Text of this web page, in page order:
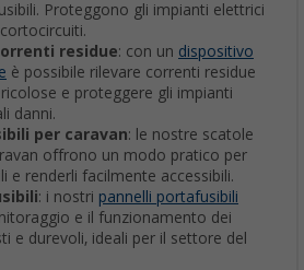
Proteggono gli impianti elettrici
residue: con un dispositivo
è possibile rilevare correnti residue
e proteggere gli impianti
danni.
per caravan: le nostre scatole
offrono un modo pratico per
e renderli facilmente accessibili.
: i nostri pannelli portafusibili
e il funzionamento dei
e durevoli, ideali per il settore del